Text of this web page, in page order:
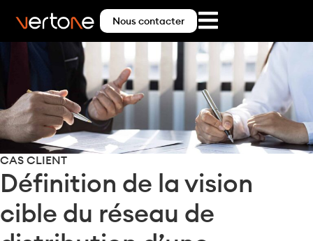
Nous contacter
CAS CLIENT
Définition de la vision
cible du réseau de